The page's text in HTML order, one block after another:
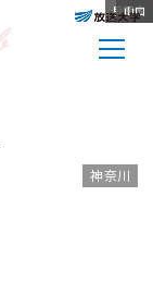
神奈川
沖縄
宮城
福島
佐賀
北海道
栃木
兵庫
長崎
鹿児島
熊本
山口